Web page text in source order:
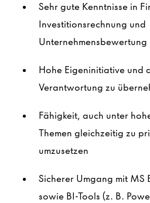
Sehr gute Kenntnisse in
Investitionsrechnung und
Unternehmensbewertung
Hohe Eigeninitiative und
Verantwortung zu
Fähigkeit, auch unter
Themen gleichzeitig zu
umzusetzen
Sicherer Umgang mit MS
sowie BI-Tools (z. B.